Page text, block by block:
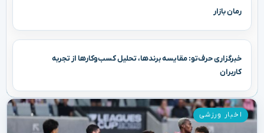
رمان بازار
خبرگزاری حرف‌تو: مقایسه برندها، تحلیل کسب‌وکارها از تجربه
کاربران
اخبار ورزشی